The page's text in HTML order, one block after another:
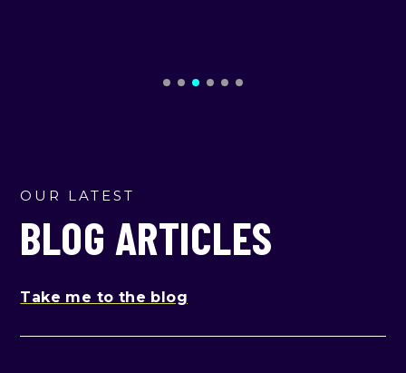
OUR LATEST
BLOG ARTICLES
Take me to the blog